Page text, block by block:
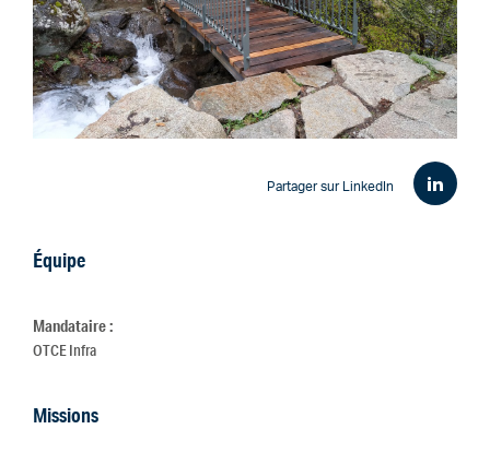
Partager sur LinkedIn
Équipe
Mandataire :
OTCE Infra
Missions